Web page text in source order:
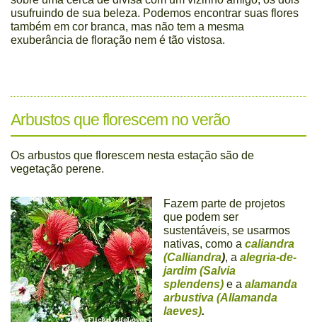
usufruindo de sua beleza. Podemos encontrar suas flores
também em cor branca, mas não tem a mesma
exuberância de floração nem é tão vistosa.
Arbustos que florescem no verão
Os arbustos que florescem nesta estação são de
vegetação perene.
Fazem parte de projetos
que podem ser
sustentáveis, se usarmos
nativas, como a caliandra
(Calliandra), a alegria-de-
jardim (Salvia
splendens) e a alamanda
arbustiva (Allamanda
laeves).